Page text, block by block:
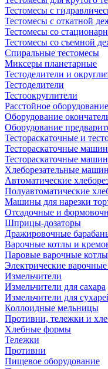
Тестомесы с
Тестомесы с откатной
Тестомесы со
Тестомесы со съемной
Спиральные тестомесы
Миксеры планетарные
Тестоделители и
Тестоделители
Тестоокруглители
Расстойное оборудование
Оборудование
Оборудование
Тестораскаточные и
Тестораскаточные
Тестораскаточные
Хлеборезательные
Автоматические
Полуавтоматические
Машины для нарезки
Отсадочные и
Шприцы-дозаторы
Дражировочные
Варочные котлы и
Паровые варочные котлы
Электрические
Измельчители
Измельчители для сахара
Измельчители для
Коллоидные мельницы
Противни, тележки и
Хлебные формы
Тележки
Противни
Пищевое оборудование